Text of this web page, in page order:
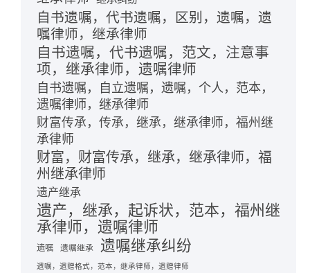
自书遗嘱，代书遗嘱，区别，遗嘱，遗
嘱律师，继承律师
自书遗嘱，代书遗嘱，范文，注意事
项，继承律师，遗嘱律师
自书遗嘱，自立遗嘱，遗嘱，个人，范本，
遗嘱律师，继承律师
财富传承，传承，继承，继承律师，福州继
承律师
财富，财富传承，继承，继承律师，福
州继承律师
遗产继承
遗产，继承，起诉状，范本，福州继
承律师，遗嘱律师
遗嘱 遗嘱继承 遗嘱继承纠纷
遗嘱，遗赠格式，范本，继承律师，遗赠律师